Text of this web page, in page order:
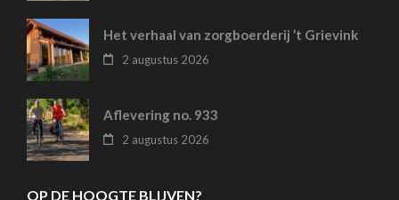
Het verhaal van zorgboerderij ’t Grievink
2 augustus 2026
Aflevering no. 933
2 augustus 2026
OP DE HOOGTE BLIJVEN?